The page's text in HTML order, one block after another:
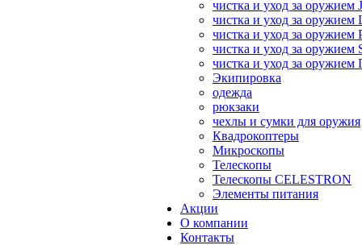
чистка и уход за оружием
чистка и уход за оружием
чистка и уход за оружием
чистка и уход за оружием
чистка и уход за
Экипировка
одежда
рюкзаки
чехлы и сумки для оружия
Квадрокоптеры
Микроскопы
Телескопы
Телескопы CELESTRON
Элементы питания
Акции
О компании
Контакты